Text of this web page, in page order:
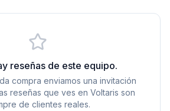
reseñas de este equipo.
compra enviamos una invitación
reseñas que ves en Voltaris son
de clientes reales.